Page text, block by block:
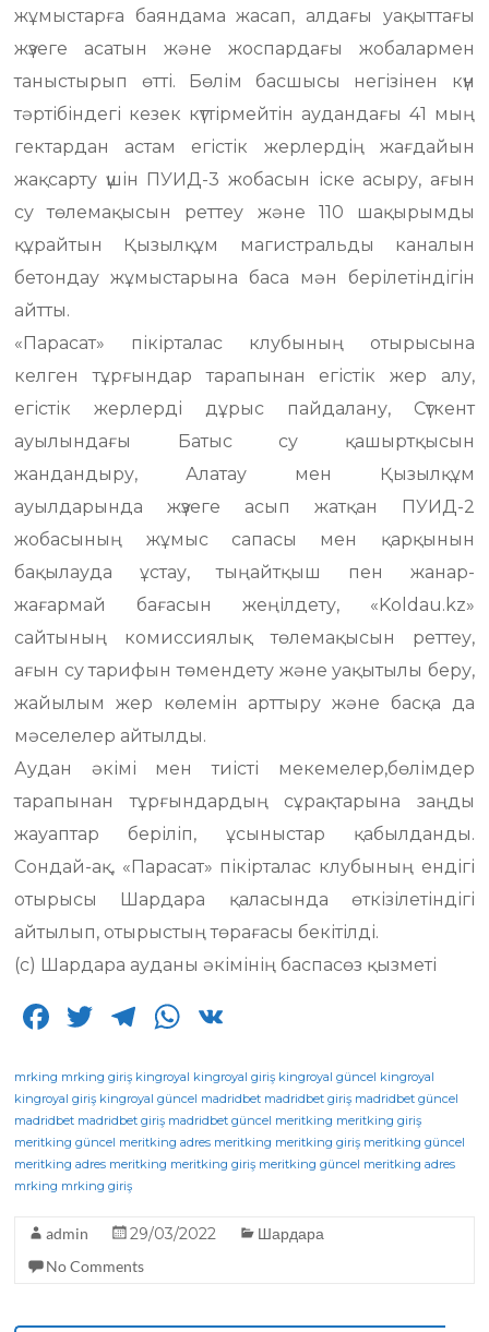
жұмыстарға баяндама жасап, алдағы уақыттағы
жүзеге асатын және жоспардағы жобалармен
таныстырып өтті. Бөлім басшысы негізінен күн
тәртібіндегі кезек күттірмейтін аудандағы 41 мың
гектардан астам егістік жерлердің жағдайын
жақсарту үшін ПУИД-3 жобасын іске асыру, ағын
су төлемақысын реттеу және 110 шақырымды
құрайтын Қызылқұм магистральды каналын
бетондау жұмыстарына баса мән берілетіндігін
айтты.
«Парасат» пікірталас клубының отырысына
келген тұрғындар тарапынан егістік жер алу,
егістік жерлерді дұрыс пайдалану, Сүткент
ауылындағы Батыс су қашыртқысын
жандандыру, Алатау мен Қызылқұм
ауылдарында жүзеге асып жатқан ПУИД-2
жобасының жұмыс сапасы мен қарқынын
бақылауда ұстау, тыңайтқыш пен жанар-
жағармай бағасын жеңілдету, «Koldau.kz»
сайтының комиссиялық төлемақысын реттеу,
ағын су тарифын төмендету және уақытылы беру,
жайылым жер көлемін арттыру және басқа да
мәселелер айтылды.
Аудан әкімі мен тиісті мекемелер,бөлімдер
тарапынан тұрғындардың сұрақтарына заңды
жауаптар беріліп, ұсыныстар қабылданды.
Сондай-ақ, «Парасат» пікірталас клубының ендігі
отырысы Шардара қаласында өткізілетіндігі
айтылып, отырыстың төрағасы бекітілді.
(с) Шардара ауданы әкімінің баспасөз қызметі
F
c
e
b
o
o
k
T
it
te
r
T
e
g
ra
W
a
ts
A
p
mrking mrking giriş kingroyal kingroyal giriş kingroyal güncel kingroyal
kingroyal giriş kingroyal güncel madridbet madridbet giriş madridbet güncel
madridbet madridbet giriş madridbet güncel meritking meritking giriş
meritking güncel meritking adres meritking meritking giriş meritking güncel
meritking adres meritking meritking giriş meritking güncel meritking adres
mrking mrking giriş
admin 29/03/2022
Шардара
No Comments